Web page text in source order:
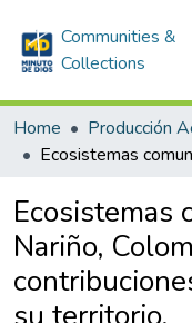
Communities &
Collections
Home Producción
Ecosistemas
Nariño,